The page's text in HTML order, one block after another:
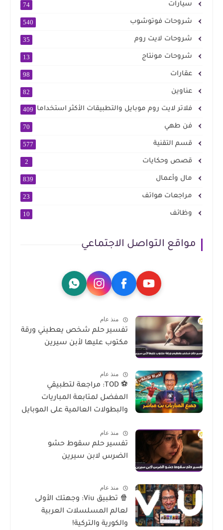
سيارات 74
شروحات فوتوشوب 540
شروحات لايت روم 35
شروحات مونتاج 13
عقارات 98
عناوين 82
فلاتر لايت روم موبايل والتطبيقات الأكثر استخداما 409
فن طهي 70
قسم التقنية 577
قصص وحكايات 2
مال وأعمال 839
مراجعات هواتف 23
وظائف 10
مواقع التواصل الاجتماعي
منذ عام
تفسير حلم شخص يعطيني ورقة
مكتوب عليها لأبن سيرين
منذ عام
⚽ TOD: مراجعة لتطبيقي
المفضل لمتابعة المباريات
والبطولات العالمية على الموبايل
منذ عام
تفسير حلم سقوط حشو
الضرس لابن سيرين
منذ عام
🍿 تطبيق Viu: وجهتك الأولى
لعالم المسلسلات العربية
والكورية والتركية!